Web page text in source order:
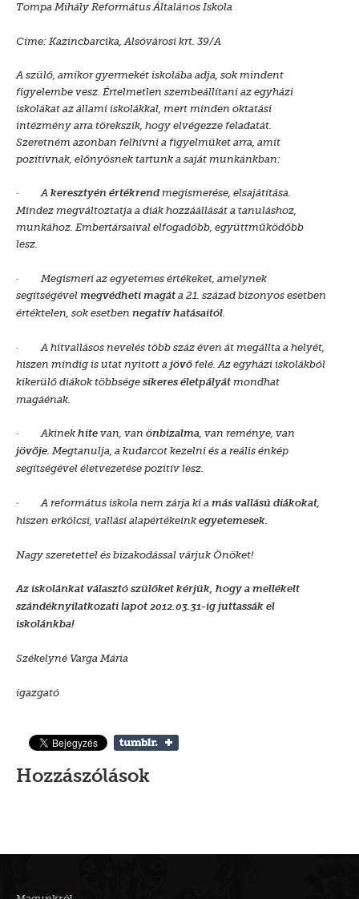
Tompa Mihály Református Általános Iskola
Címe: Kazincbarcika, Alsóvárosi krt. 39/A
A szülő, amikor gyermekét iskolába adja, sok mindent
figyelembe vesz. Értelmetlen szembeállítani az egyházi
iskolákat az állami iskolákkal, mert minden oktatási
intézmény arra törekszik, hogy elvégezze feladatát.
Szeretném azonban felhívni a figyelmüket arra, amit
pozitívnak, előnyösnek tartunk a saját munkánkban:
· A keresztyén értékrend megismerése, elsajátítása.
Mindez megváltoztatja a diák hozzáállását a tanuláshoz,
munkához. Embertársaival elfogadóbb, együttműködőbb
lesz.
· Megismeri az egyetemes értékeket, amelynek
segítségével megvédheti magát a 21. század bizonyos esetben
értéktelen, sok esetben negatív hatásaitól
· A hitvallásos nevelés több száz éven át megállta a helyét,
hiszen mindig is utat nyitott a jövő felé. Az egyházi iskolákból
kikerülő diákok többsége sikeres életpályát mondhat
magáénak.
· Akinekhite van, van önbizalma, van reménye, van
jövője. Megtanulja, a kudarcot kezelni és a reális énkép
segítségével életvezetése pozitív lesz.
· A református iskola nem zárja ki a más vallású diákokat
hiszen erkölcsi, vallási alapértékeinkegyetemesek.
Nagy szeretettel és bizakodással várjuk Önöket!
Az iskolánkat választó szülőket kérjük, hogy a mellékelt
szándéknyilatkozati lapot 2012.03.31-ig juttassák el
iskolánkba!
Székelyné Varga Mária
igazgató
Hozzászólások